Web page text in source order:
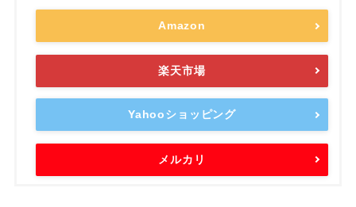
Amazon
楽天市場
Yahooショッピング
メルカリ